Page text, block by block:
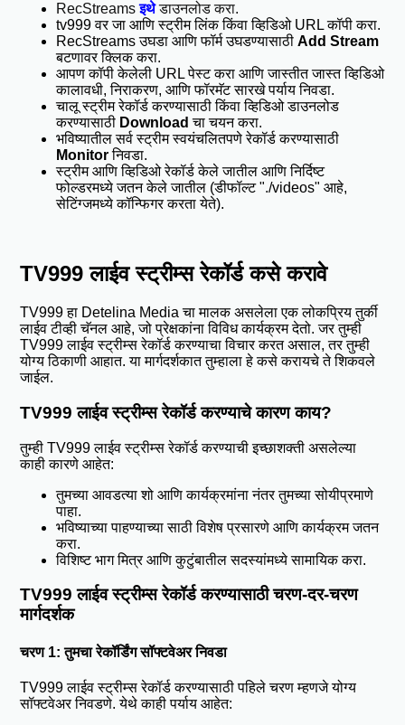
RecStreamsइथेडाउनलोड करा.
tv999 वर जा आणि स्ट्रीम लिंक किंवा व्हिडिओ URL कॉपी करा.
RecStreams उघडा आणि फॉर्म उघडण्यासाठीAdd Stream
बटणावर क्लिक करा.
आपण कॉपी केलेली URL पेस्ट करा आणि जास्तीत जास्त व्हिडिओ
कालावधी, निराकरण, आणि फॉरमॅट सारखे पर्याय निवडा.
चालू स्ट्रीम रेकॉर्ड करण्यासाठी किंवा व्हिडिओ डाउनलोड
करण्यासाठी Download चा चयन करा.
भविष्यातील सर्व स्ट्रीम स्वयंचलितपणे रेकॉर्ड करण्यासाठी
Monitorनिवडा.
स्ट्रीम आणि व्हिडिओ रेकॉर्ड केले जातील आणि निर्दिष्ट
फोल्डरमध्ये जतन केले जातील (डीफॉल्ट "./videos" आहे,
सेटिंग्जमध्ये कॉन्फिगर करता येते).
TV999 लाईव स्ट्रीम्स रेकॉर्ड कसे करावे
TV999 हा Detelina Media चा मालक असलेला एक लोकप्रिय तुर्की
लाईव टीव्ही चॅनल आहे, जो प्रेक्षकांना विविध कार्यक्रम देतो. जर तुम्ही
TV999 लाईव स्ट्रीम्स रेकॉर्डकरण्याचा विचार करत असाल, तर तुम्ही
योग्य ठिकाणी आहात. या मार्गदर्शकात तुम्हाला हे कसे करायचे ते शिकवले
जाईल.
TV999 लाईव स्ट्रीम्स रेकॉर्ड करण्याचे कारण काय?
तुम्हीTV999 लाईव स्ट्रीम्स रेकॉर्डकरण्याची इच्छाशक्ती असलेल्या
काही कारणे आहेत:
तुमच्या आवडत्या शो आणि कार्यक्रमांना नंतर तुमच्या सोयीप्रमाणे
पाहा.
भविष्याच्या पाहण्याच्या साठी विशेष प्रसारणे आणि कार्यक्रम जतन
करा.
विशिष्ट भाग मित्र आणि कुटुंबातील सदस्यांमध्ये सामायिक करा.
TV999 लाईव स्ट्रीम्स रेकॉर्ड करण्यासाठी चरण-दर-चरण
मार्गदर्शक
चरण 1: तुमचा रेकॉर्डिंग सॉफ्टवेअर निवडा
TV999 लाईव स्ट्रीम्सरेकॉर्डकरण्यासाठी पहिले चरण म्हणजे योग्य
सॉफ्टवेअर निवडणे. येथे काही पर्याय आहेत: